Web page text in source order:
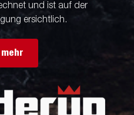
und ist auf der
ersichtlich.
mehr